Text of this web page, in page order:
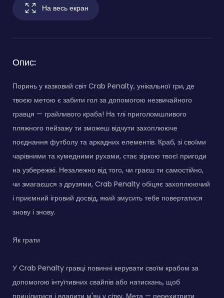
На весь екран
Опис:
Поринь у казковий світ Crab Penalty, унікальної гри, де
твоєю метою є забити гол за допомогою незвичайного
гравця — грайливого краба! На тлі приголомшливого
пляжного пейзажу ти зможеш відчути захоплююче
поєднання футболу та аркадних елементів. Краб, зі своїми
чарівними та кумедними рухами, стає зіркою твоєї пригоди
на узбережжі. Незалежно від того, чи граєш ти самостійно,
чи змагаєшся з друзями, Crab Penalty обіцяє захоплюючий
і приємний ігровий досвід, який змусить тебе повертатися
знову і знову.
Як грати
У Crab Penalty гравці повинні керувати своїм крабом за
допомогою інтуїтивних свайпів або натискань, щоб
прицілитися і вдарити м'яч у сітку. Мета — перехитрити